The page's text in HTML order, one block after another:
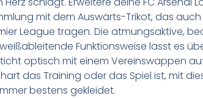
mit dem Auswärts-Trikot, das auch
League tragen. Die atmungsaktive,
Funktionsweise lässt es
optisch mit einem Vereinswappen auf
das Training oder das Spiel ist, mit
bestens gekleidet.